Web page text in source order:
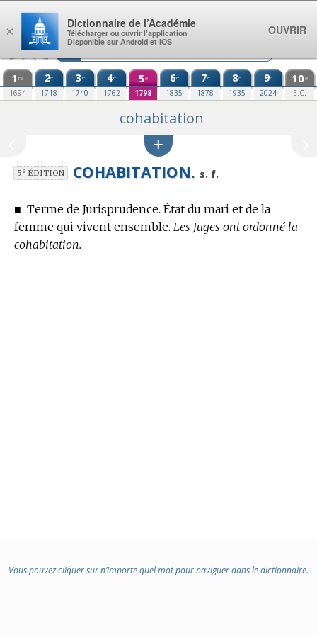
Aller au contenu
1 re
1694
2e
1718
3e
1740
4e
1762
5e
1798
6e
1835
7e
1878
8e
1935
9e
2024
10e
E.C.
cohabitation
5eÉDITION COHABITATION. s. f.
■ Terme de Jurisprudence. État du mari et de la
femme qui vivent ensemble. Les Juges ont ordonné la
cohabitation.
Vous pouvez cliquer sur n’importe quel mot pour naviguer dans le dictionnaire.
×
Dictionnaire de l’Académie
Télécharger ou ouvrir l’application
Disponible sur Android et iOS
OUVRIR